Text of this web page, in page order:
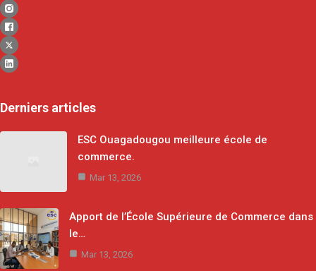
Derniers articles
ESC Ouagadougou meilleure école de
commerce.
Mar 13, 2026
Apport de l’École Supérieure de Commerce dans
le…
Mar 13, 2026